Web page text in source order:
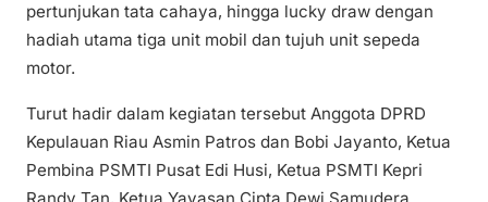
pertunjukan tata cahaya, hingga lucky draw dengan
hadiah utama tiga unit mobil dan tujuh unit sepeda
motor.
Turut hadir dalam kegiatan tersebut Anggota DPRD
Kepulauan Riau Asmin Patros dan Bobi Jayanto, Ketua
Pembina PSMTI Pusat Edi Husi, Ketua PSMTI Kepri
Randy Tan, Ketua Yayasan Cipta Dewi Samudera